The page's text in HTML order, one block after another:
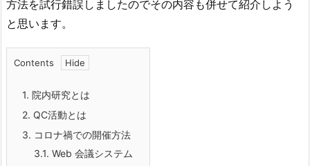
方法を試行錯誤しましたのでその内容も併せて紹介しよう
と思います。
Contents
1. 院内研究とは
2. QC活動とは
3. コロナ禍での開催方法
3.1. Web 会議システム